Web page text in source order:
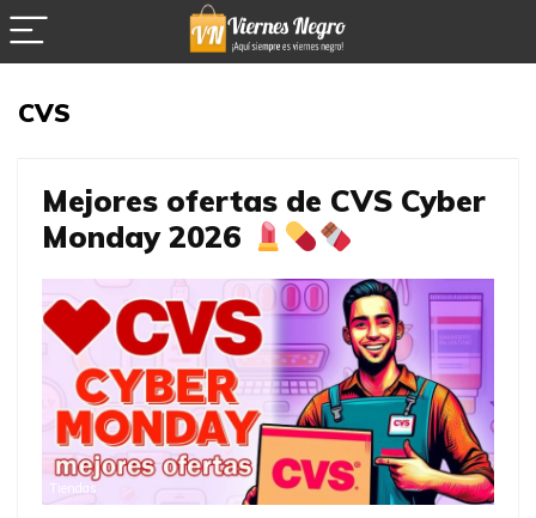
CVS
Mejores ofertas de CVS Cyber
Monday 2026
Tiendas